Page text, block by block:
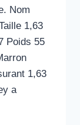
Nom
1,63
Poids 55
1,63
a